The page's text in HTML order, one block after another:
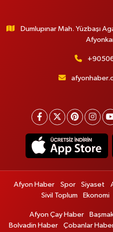
Dumlupınar Mah. Yüzbaşı
Afyon Haber Spor Siyaset
Sivil Toplum
Ekonomi
Afyon Çay Haber
Bolvadin Haber
Çobanlar